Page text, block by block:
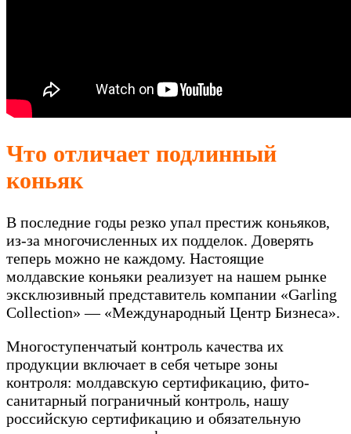
Что отличает подлинный
коньяк
В последние годы резко упал престиж коньяков,
из-за многочисленных их подделок. Доверять
теперь можно не каждому. Настоящие
молдавские коньяки реализует на нашем рынке
эксклюзивный представитель компании «Garling
Collection» — «Международный Центр Бизнеса».
Многоступенчатый контроль качества их
продукции включает в себя четыре зоны
контроля: молдавскую сертификацию, фито-
санитарный пограничный контроль, нашу
российскую сертификацию и обязательную